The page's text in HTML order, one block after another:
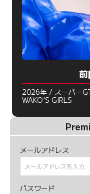
2026年 / スーパー
WAKO'S GIRLS
メールアドレス
パスワード